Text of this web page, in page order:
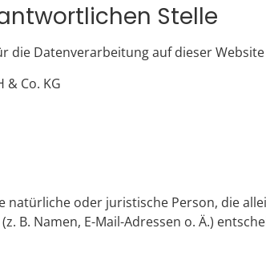
Stelle
die Datenverarbeitung auf dieser
Co. KG
natürliche oder juristische Person, die
B. Namen, E-Mail-Adressen o. Ä.)